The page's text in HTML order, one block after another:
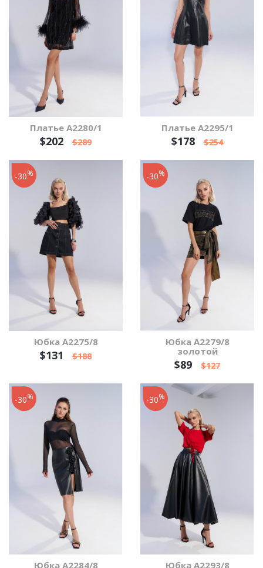
Платье А2280/1
$202 $289
Платье А2295/1
$178 $254
Юбка А2275/8
$131 $188
-30%
Юбка А2279/8
золотой
$89 $127
-30%
Юбка А2284/8
-30%
Юбка А2293/8
-30%